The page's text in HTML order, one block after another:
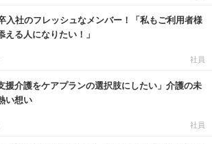
入社のフレッシュなメンバー！「私もご利用者様
える人になりたい！」
社員
援介護をケアプランの選択肢にしたい」介護の未
い想い
社員